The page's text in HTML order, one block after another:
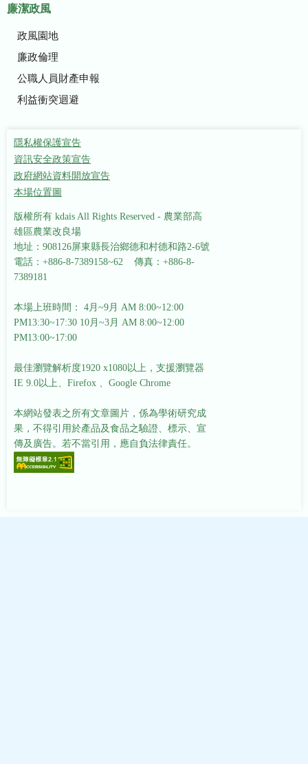
廉潔政風
政風園地
廉政倫理
公職人員財產申報
利益衝突迴避
隱私權保護宣告
資訊安全政策宣告
政府網站資料開放宣告
本場位置圖
版權所有 kdais All Rights Reserved - 農業部高
雄區農業改良場
地址：908126屏東縣長治鄉德和村德和路2-6號
電話：+886-8-7389158~62 傳真：+886-8-
7389181
本場上班時間： 4月~9月 AM 8:00~12:00
PM13:30~17:30 10月~3月 AM 8:00~12:00
PM13:00~17:00
最佳瀏覽解析度1920 x1080以上，支援瀏覽器
IE 9.0以上、Firefox 、Google Chrome
本網站發表之所有文章圖片，係為學術研究成
果，不得引用於產品及食品之驗證、標示、宣
傳及廣告。若不當引用，應自負法律責任。